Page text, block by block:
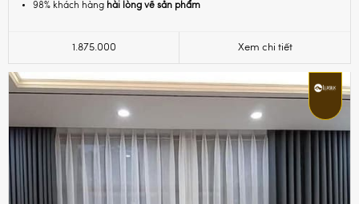
98% khách hàng hài lòng về sản phẩm
1.875.000 Xem chi tiết